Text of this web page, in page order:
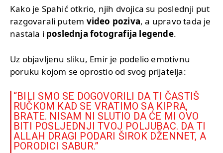
Kako je Spahić otkrio, njih dvojica su poslednji put
razgovarali putem video poziva, a upravo tada je
nastala i poslednja fotografija legende.
Uz objavljenu sliku, Emir je podelio emotivnu
poruku kojom se oprostio od svog prijatelja:
“BILI SMO SE DOGOVORILI DA TI ČASTIŠ
RUČKOM KAD SE VRATIMO SA KIPRA,
BRATE. NISAM NI SLUTIO DA ĆE MI OVO
BITI POSLJEDNJI TVOJ POLJUBAC. DA TI
ALLAH DRAGI PODARI ŠIROK DŽENNET, A
PORODICI SABUR.”